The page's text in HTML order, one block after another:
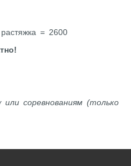
= 2600
соревнованиям (только